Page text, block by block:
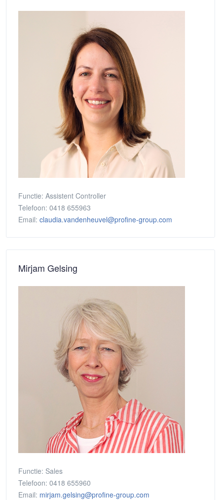
Functie: Assistent Controller
Telefoon: 0418 655963
Email: claudia.vandenheuvel@profine-group.com
Mirjam Gelsing
Functie: Sales
Telefoon: 0418 655960
Email: mirjam.gelsing@profine-group.com